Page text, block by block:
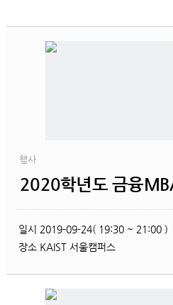
행사
2020학년도 금융
일시 2019-09-24( 19:30 ~ 21:00 )
장소 KAIST 서울캠퍼스